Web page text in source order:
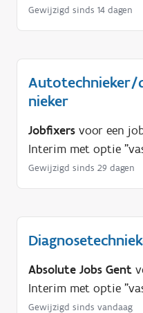
Gewijzigd sinds 14 dagen
Autotechnieker/
nieker
Jobfixers voor een
Interim met optie
Gewijzigd sinds 29 dagen
Absolute Jobs Gent
Interim met optie
Gewijzigd sinds vandaag